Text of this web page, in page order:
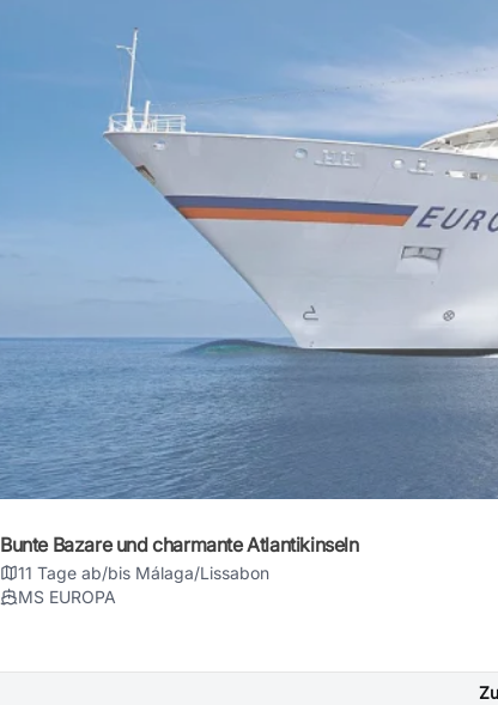
Bunte Bazare und charmante Atlantikinseln
11 Tage ab/bis Málaga/Lissabon
MS EUROPA